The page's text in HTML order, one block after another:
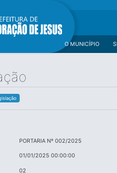
O MUNICÍPIO
PORTARIA Nº 002/2025
01/01/2025 00:00:00
02